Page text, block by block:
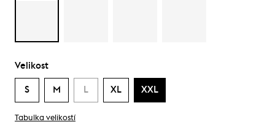
Velikost
S M L XL XXL
Tabulka velikostí